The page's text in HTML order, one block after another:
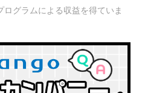
グラムによる収益を得ていま